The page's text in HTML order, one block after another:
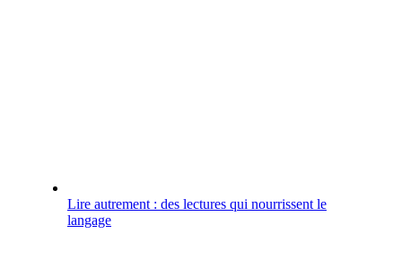
Lire autrement : des lectures qui nourrissent le
langage